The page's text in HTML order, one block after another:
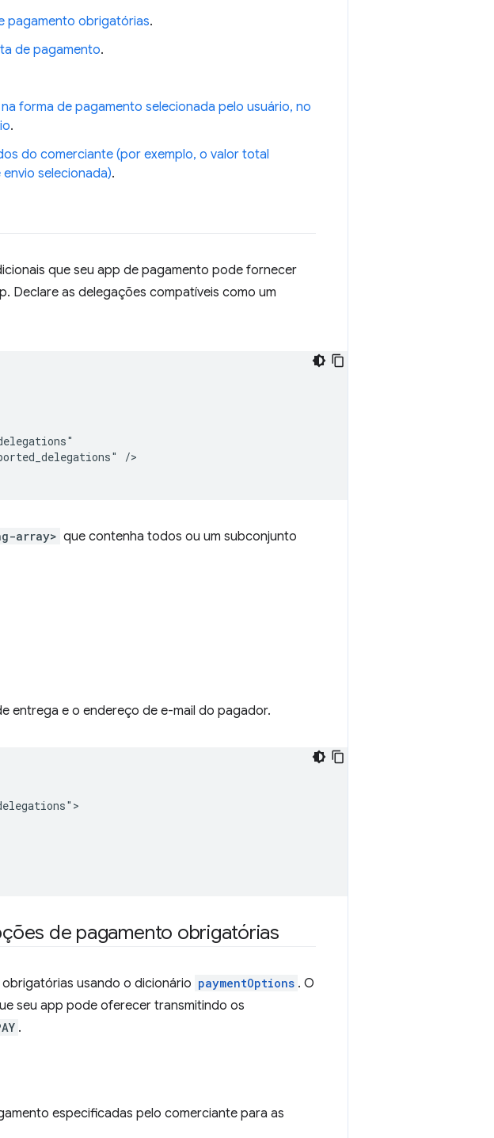
pagamento obrigatórias.
de pagamento.
forma de pagamento selecionada pelo usuário, no
.
do comerciante (por exemplo, o valor total
selecionada).
que seu app de pagamento pode fornecer
Declare as delegações compatíveis como um
/>
array> que contenha todos ou um subconjunto
entrega e o endereço de e-mail do pagador.
de pagamento obrigatórias
usando o dicionário paymentOptions . O
seu app pode oferecer transmitindo os
.
especificadas pelo comerciante para as